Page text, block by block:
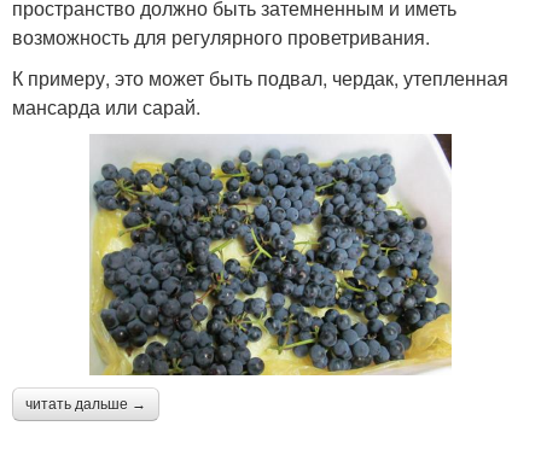
пространство должно быть затемненным и иметь
возможность для регулярного проветривания.
К примеру, это может быть подвал, чердак, утепленная
мансарда или сарай.
читать дальше →